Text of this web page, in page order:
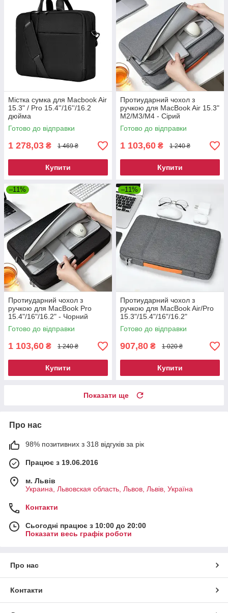
Містка сумка для Macbook Air
15.3" / Pro 15.4''/16''/16.2
дюйма
Готово до відправки
1 278,03 ₴ 1 469 ₴
Купити
Протиударний чохол з
ручкою для MacBook Air 15.3"
M2/M3/M4 - Сірий
Готово до відправки
1 103,60 ₴ 1 240 ₴
Купити
–11%
Протиударний чохол з
ручкою для MacBook Pro
15.4"/16"/16.2" - Чорний
Готово до відправки
1 103,60 ₴ 1 240 ₴
Купити
–11%
Протиударний чохол з
ручкою для MacBook Air/Pro
15.3"/15.4"/16"/16.2"
Готово до відправки
907,80 ₴ 1 020 ₴
Купити
Показати ще
Про нас
98% позитивних з 318 відгуків за рік
Працює з 19.06.2016
м. Львів
Украина, Львовская область, Львов, Львів, Україна
Контакти
Сьогодні працює з 10:00 до 20:00
Показати весь графік роботи
Про нас
Контакти